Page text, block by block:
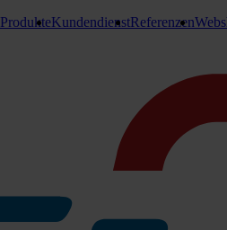
ProdukteKundendienstReferenzen